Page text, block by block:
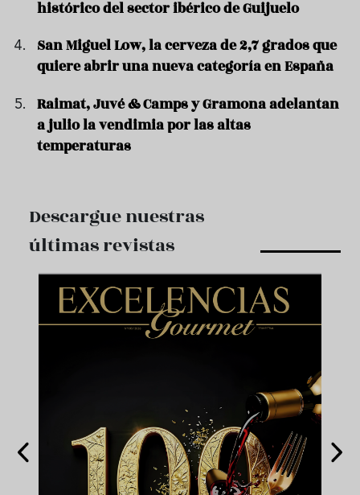
histórico del sector ibérico de Guijuelo
San Miguel Low, la cerveza de 2,7 grados que
quiere abrir una nueva categoría en España
Raimat, Juvé & Camps y Gramona adelantan
a julio la vendimia por las altas
temperaturas
Descargue nuestras
últimas revistas